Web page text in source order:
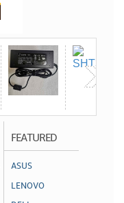
FEATURED
ASUS
LENOVO